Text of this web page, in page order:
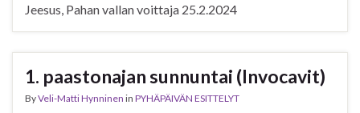
Jeesus, Pahan vallan voittaja 25.2.2024
1. paastonajan sunnuntai (Invocavit)
ByVeli-Matti Hynninen in PYHÄPÄIVÄN ESITTELYT